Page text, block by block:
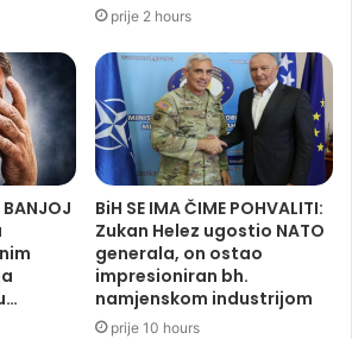
prije 2 hours
BANJOJ
BiH SE IMA ČIME POHVALITI:
Zukan Helez ugostio NATO
generala, on ostao
impresioniran bh.
namjenskom industrijom
prije 10 hours